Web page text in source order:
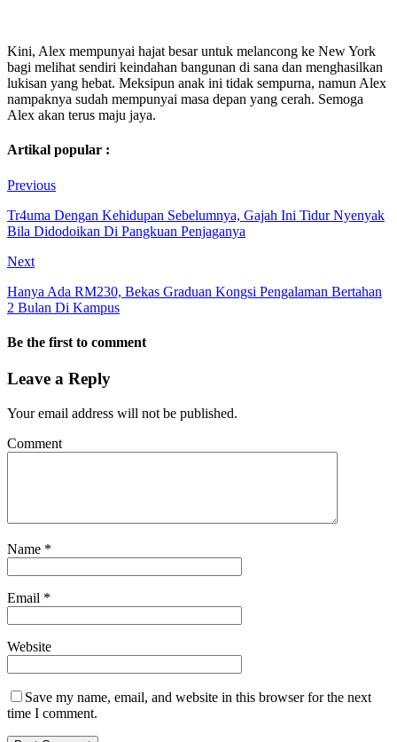
Kini, Alex mempunyai hajat besar untuk melancong ke New York
bagi melihat sendiri keindahan bangunan di sana dan menghasilkan
lukisan yang hebat. Meksipun anak ini tidak sempurna, namun Alex
nampaknya sudah mempunyai masa depan yang cerah. Semoga
Alex akan terus maju jaya.
Artikal popular :
Previous
Tr4uma Dengan Kehidupan Sebelumnya, Gajah Ini Tidur Nyenyak
Bila Didodoikan Di Pangkuan Penjaganya
Next
Hanya Ada RM230, Bekas Graduan Kongsi Pengalaman Bertahan
2 Bulan Di Kampus
Be the first to comment
Leave a Reply
Your email address will not be published.
Comment
Name *
Email *
Website
Save my name, email, and website in this browser for the next
time I comment.